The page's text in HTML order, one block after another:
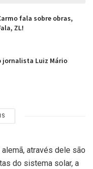
fala sobre obras,
ZL!
jornalista Luiz Mário
através dele são
do sistema solar, a